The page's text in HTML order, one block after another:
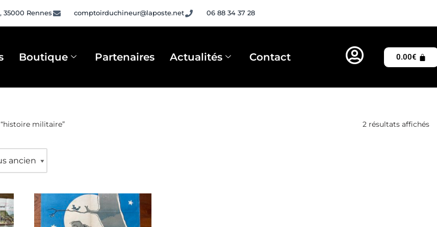
Rennes comptoirduchineur@laposte.net 06 88 34 37 28
Boutique Partenaires Actualités Contact 0.00€
militaire” 2 résultats affichés